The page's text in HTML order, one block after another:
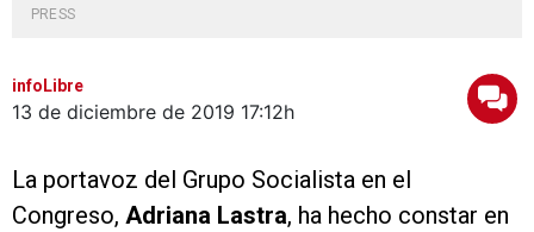
PRESS
infoLibre
13 de diciembre de 2019 17:12h
La portavoz del Grupo Socialista en el
Congreso, Adriana Lastra, ha hecho constar en